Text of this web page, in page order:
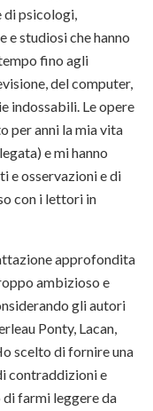
di psicologi,
e studiosi che hanno
fino agli
del computer,
indossabili. Le opere
per anni la mia vita
e mi hanno
e osservazioni e di
con i lettori in
approfondita
ambizioso e
gli autori
Ponty, Lacan,
scelto di fornire una
contraddizioni e
farmi leggere da